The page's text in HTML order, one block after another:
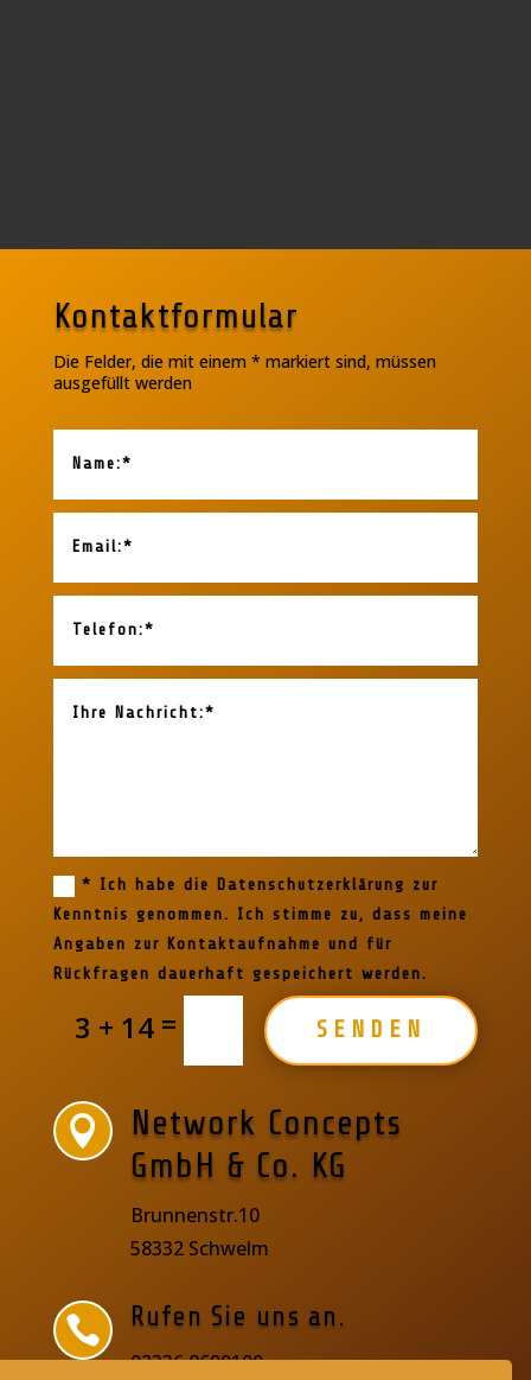
Kontaktformular
Die Felder, die mit einem * markiert sind, müssen
ausgefüllt werden
* Ich habe die Datenschutzerklärung zur
Kenntnis genommen. Ich stimme zu, dass meine
Angaben zur Kontaktaufnahme und für
Rückfragen dauerhaft gespeichert werden.
3 + 14 = SENDEN

Network Concepts
GmbH & Co. KG
Brunnenstr.10
58332 Schwelm
 Rufen Sie uns an.
02336 8699100